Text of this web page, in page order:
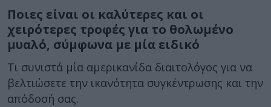
Ποιες είναι οι καλύτερες και οι
χειρότερες τροφές για το θολωμένο
μυαλό, σύμφωνα με μία ειδικό
Τι συνιστά μία αμερικανίδα διαιτολόγος για να
βελτιώσετε την ικανότητα συγκέντρωσης και την
απόδοσή σας.